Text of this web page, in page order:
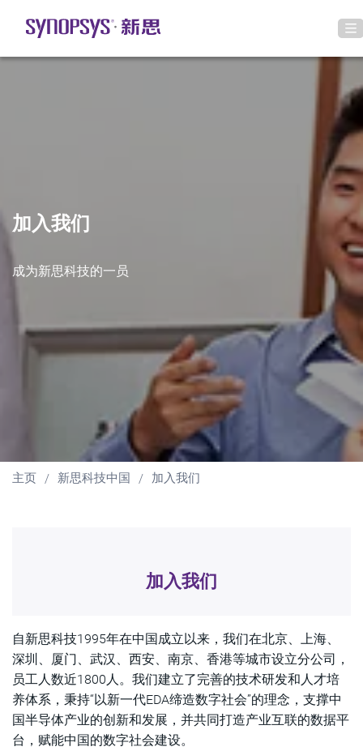
加入我们
成为新思科技的一员
主页 新思科技中国 加入我们
加入我们
自新思科技1995年在中国成立以来，我们在北京、上海、
深圳、厦门、武汉、西安、南京、香港等城市设立分公司，
员工人数近1800人。我们建立了完善的技术研发和人才培
养体系，秉持“以新一代EDA缔造数字社会”的理念，支撑中
国半导体产业的创新和发展，并共同打造产业互联的数据平
台，赋能中国的数字社会建设。